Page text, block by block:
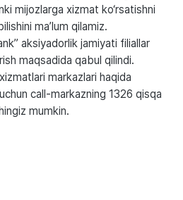
mijozlarga xizmat ko‘rsatishni
ma’lum qilamiz.
aksiyadorlik jamiyati filiallar
maqsadida qabul qilindi.
markazlari haqida
call-markazning 1326 qisqa
mumkin.